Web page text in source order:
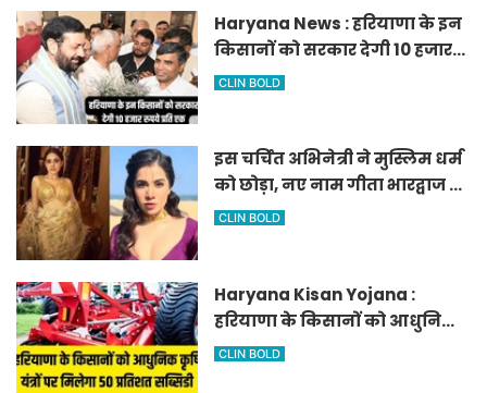
Haryana News : हरियाणा के इन
किसानों को सरकार देगी 10 हजार
रुपये प्रति एकड़, सीएम सैनी की
CLIN BOLD
इस चर्चित अभिनेत्री ने मुस्लिम धर्म
को छोड़ा, नए नाम गीता भारद्वाज से
हो रही वायरल
CLIN BOLD
Haryana Kisan Yojana :
हरियाणा के किसानों को आधुनिक
कृषि यंत्रों पर मिलेगा 50 प्रतिशत
CLIN BOLD